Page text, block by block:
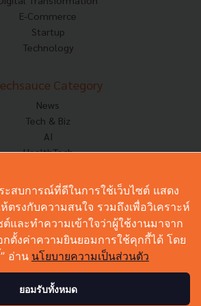
E-Commerce
Startup
Technology
Category
News
Tech & Biz
AI
HealthTech
Corp Innov
Saucy Thoughts
Based On
Sustainable
Videos
Podcast
ะสบการณ์ที่ดีในการใช้เว็บไซต์ แสดง
รงกับความสนใจ รวมถึงเพื่อวิเคราะห์
ต์และทำความเข้าใจว่าผู้ใช้งานมาจาก
ตั้งค่าความยินยอมการใช้คุกกี้ได้ โดย
อ่าน นโยบายความเป็นส่วนตัว
ยอมรับทั้งหมด